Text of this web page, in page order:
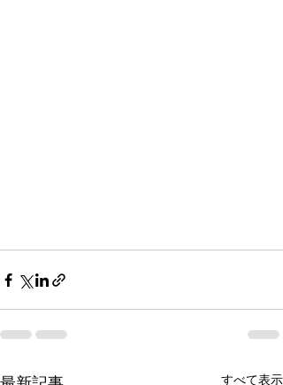
すべて表示